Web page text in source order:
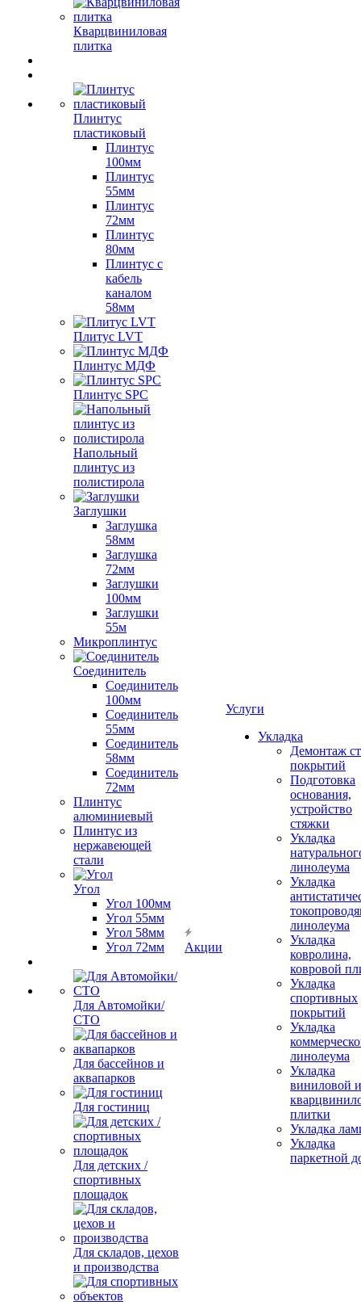
Кварцвиниловая
плитка
Плинтус
пластиковый
Плинтус
100мм
Плинтус
55мм
Плинтус
72мм
Плинтус
80мм
Плинтус с
кабель
каналом
58мм
Плитус LVT
Плинтус МДФ
Плинтус SPC
Напольный
плинтус из
полистирола
Заглушки
Заглушка
58мм
Заглушка
72мм
Заглушки
100мм
Заглушки
55м
Микроплинтус
Соединитель
Соединитель
100мм
Соединитель
55мм
Соединитель
58мм
Соединитель
72мм
Плинтус
алюминиевый
Плинтус из
нержавеющей
стали
Угол
Угол 100мм
Угол 55мм
Угол 58мм
Угол 72мм
Для Автомойки/
СТО
Для бассейнов и
аквапарков
Для гостиниц
Для детских /
спортивных
площадок
Для складов, цехов
и производства
Акции
Услуги
Укладка
Демонтаж
покрытий
Подготовка
основания,
устройство
стяжки
Укладка
линолеума
Укладка
линолеума
Укладка
ковролина,
ковровой
Укладка
спортивных
покрытий
Укладка
линолеума
Укладка
виниловой и
плитки
Укладка
Укладка
паркетной